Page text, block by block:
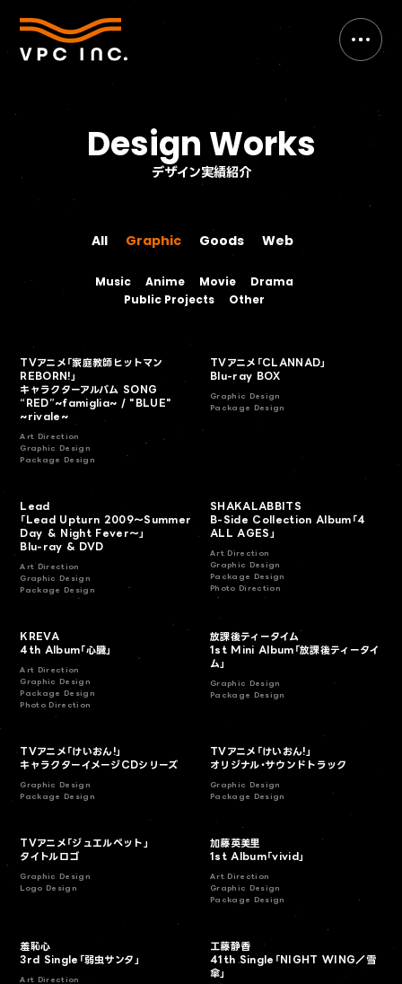
デザイン実績紹介
Design Works
All Graphic
Goods
Goods Web
Music
Music
Anime
Anime
Movie
Movie
Drama
Drama
Public Projects Other
TVアニメ「家庭教師ヒットマン
REBORN!」
キャラクターアルバム SONG
“RED”~famiglia~ / "BLUE"
~rivale~
Art Direction
Graphic Design
Package Design
TVアニメ「CLANNAD」
Blu-ray BOX
Graphic Design
Package Design
Lead
「Lead Upturn 2009～Summer
Day ＆ Night Fever～」
Blu-ray & DVD
Art Direction
Graphic Design
Package Design
SHAKALABBITS
B-Side Collection Album「4
ALL AGES」
Art Direction
Graphic Design
Package Design
Photo Direction
KREVA
4th Album「心臓」
Art Direction
Graphic Design
Package Design
Photo Direction
放課後ティータイム
1st Mini Album「放課後ティータイ
ム」
Graphic Design
Package Design
TVアニメ「けいおん!」
キャラクターイメージCDシリーズ
Graphic Design
Package Design
TVアニメ「けいおん!」
オリジナル・サウンドトラック
Graphic Design
Package Design
TVアニメ「ジュエルペット」
タイトルロゴ
Graphic Design
Logo Design
加藤英美里
1st Album「vivid」
Art Direction
Graphic Design
Package Design
羞恥心
3rd Single「弱虫サンタ」
Art Direction
工藤静香
41th Single「NIGHT WING／雪
傘」